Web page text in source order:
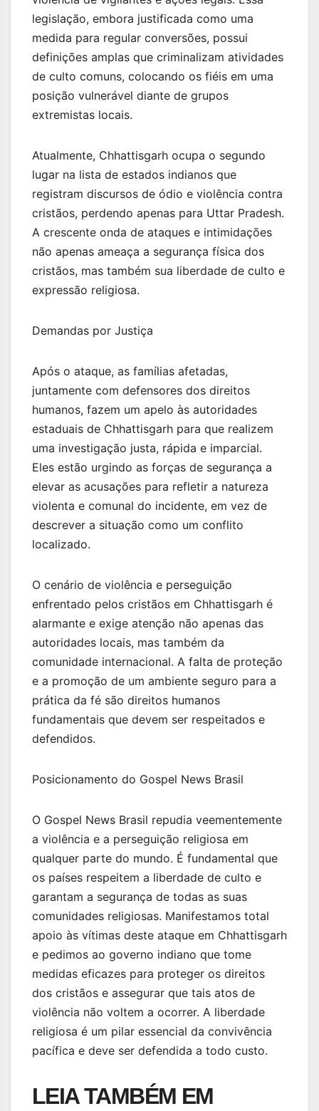
legislação, embora justificada como uma
medida para regular conversões, possui
definições amplas que criminalizam atividades
de culto comuns, colocando os fiéis em uma
posição vulnerável diante de grupos
extremistas locais.
Atualmente, Chhattisgarh ocupa o segundo
lugar na lista de estados indianos que
registram discursos de ódio e violência contra
cristãos, perdendo apenas para Uttar Pradesh.
A crescente onda de ataques e intimidações
não apenas ameaça a segurança física dos
cristãos, mas também sua liberdade de culto e
expressão religiosa.
Demandas por Justiça
Após o ataque, as famílias afetadas,
juntamente com defensores dos direitos
humanos, fazem um apelo às autoridades
estaduais de Chhattisgarh para que realizem
uma investigação justa, rápida e imparcial.
Eles estão urgindo as forças de segurança a
elevar as acusações para refletir a natureza
violenta e comunal do incidente, em vez de
descrever a situação como um conflito
localizado.
O cenário de violência e perseguição
enfrentado pelos cristãos em Chhattisgarh é
alarmante e exige atenção não apenas das
autoridades locais, mas também da
comunidade internacional. A falta de proteção
e a promoção de um ambiente seguro para a
prática da fé são direitos humanos
fundamentais que devem ser respeitados e
defendidos.
Posicionamento do Gospel News Brasil
O Gospel News Brasil repudia veementemente
a violência e a perseguição religiosa em
qualquer parte do mundo. É fundamental que
os países respeitem a liberdade de culto e
garantam a segurança de todas as suas
comunidades religiosas. Manifestamos total
apoio às vítimas deste ataque em Chhattisgarh
e pedimos ao governo indiano que tome
medidas eficazes para proteger os direitos
dos cristãos e assegurar que tais atos de
violência não voltem a ocorrer. A liberdade
religiosa é um pilar essencial da convivência
pacífica e deve ser defendida a todo custo.
LEIA TAMBÉM EM